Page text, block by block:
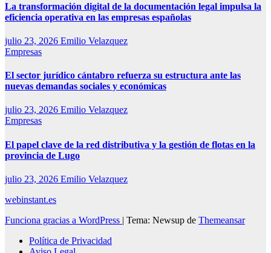
La transformación digital de la documentación legal impulsa la
eficiencia operativa en las empresas españolas
julio 23, 2026 Emilio Velazquez
Empresas
El sector jurídico cántabro refuerza su estructura ante las
nuevas demandas sociales y económicas
julio 23, 2026 Emilio Velazquez
Empresas
El papel clave de la red distributiva y la gestión de flotas en la
provincia de Lugo
julio 23, 2026 Emilio Velazquez
webinstant.es
Funciona gracias a WordPress | Tema: Newsup de Themeansar
Política de Privacidad